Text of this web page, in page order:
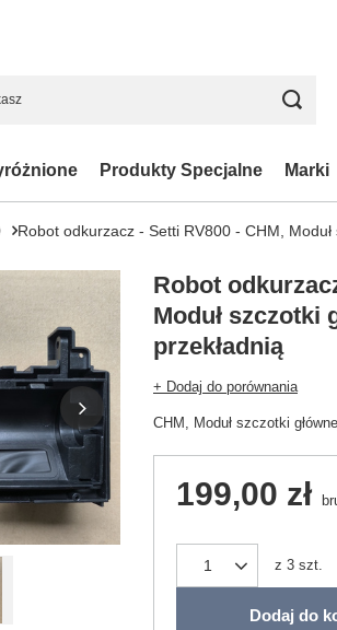
Produkty Specjalne Marki
Robot odkurzacz - Setti RV800 - CHM,
Robot
Moduł szczotki
przekładnią
+ Dodaj do porównania
CHM, Moduł szczotki
199,00 zł
z 3 szt.
Dodaj do